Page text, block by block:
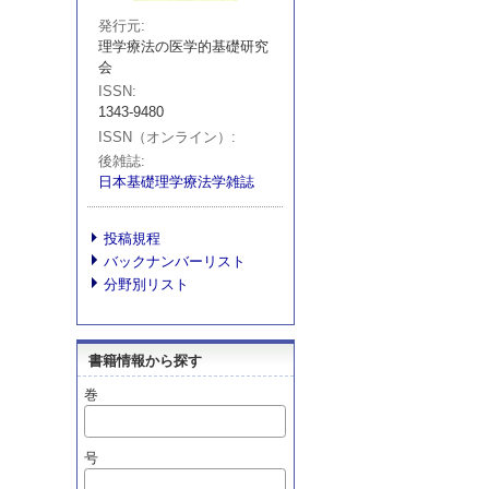
発行元
理学療法の医学的基礎研究
会
ISSN
1343-9480
ISSN（オンライン）
後雑誌
日本基礎理学療法学雑誌
投稿規程
バックナンバーリスト
分野別リスト
書籍情報から探す
巻
号